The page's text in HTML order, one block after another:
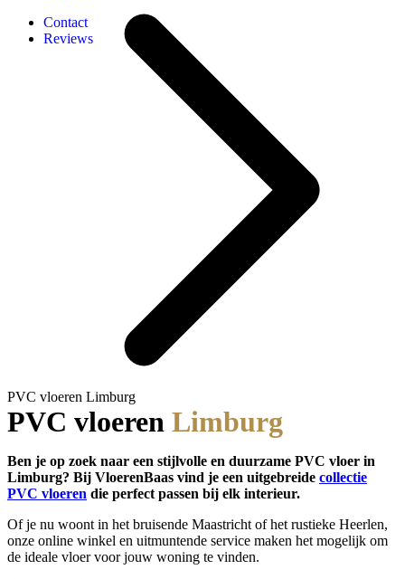
Contact
Reviews
PVC vloeren Limburg
PVC vloeren Limburg
Ben je op zoek naar een stijlvolle en duurzame PVC vloer in
Limburg? Bij VloerenBaas vind je een uitgebreide collectie
PVC vloeren die perfect passen bij elk interieur.
Of je nu woont in het bruisende Maastricht of het rustieke Heerlen,
onze online winkel en uitmuntende service maken het mogelijk om
de ideale vloer voor jouw woning te vinden.